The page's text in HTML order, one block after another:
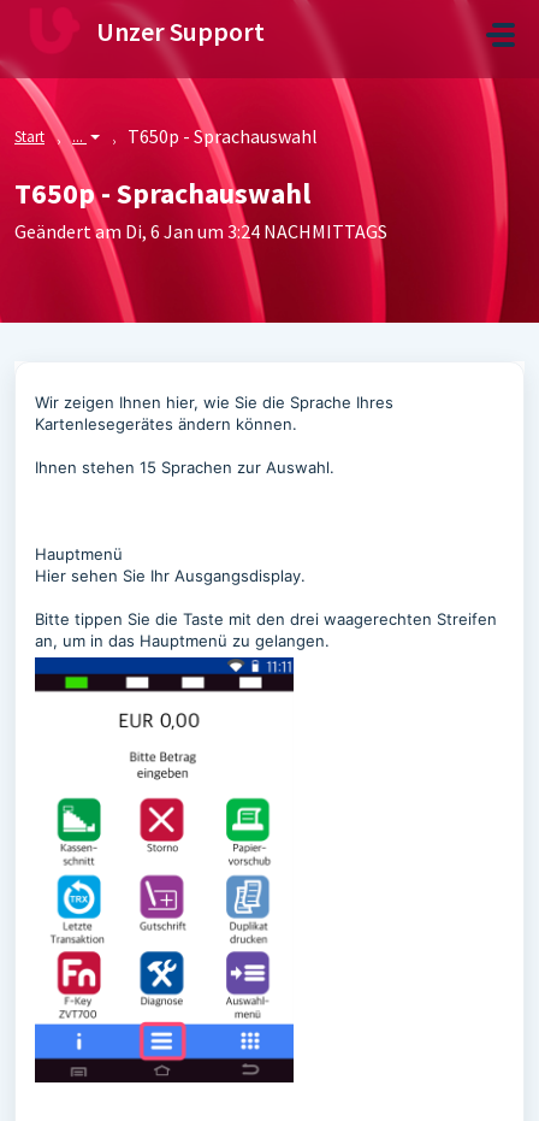
Zum hauptsächlichen Inhalt gehen
Unzer Support
Start ... T650p - Sprachauswahl
T650p - Sprachauswahl
Geändert am Di, 6 Jan um 3:24 NACHMITTAGS
Wir zeigen Ihnen hier, wie Sie die Sprache Ihres
Kartenlesegerätes ändern können.
Ihnen stehen 15 Sprachen zur Auswahl.
Hauptmenü
Hier sehen Sie Ihr Ausgangsdisplay.
Bitte tippen Sie die Taste mit den drei waagerechten Streifen
an, um in das Hauptmenü zu gelangen.